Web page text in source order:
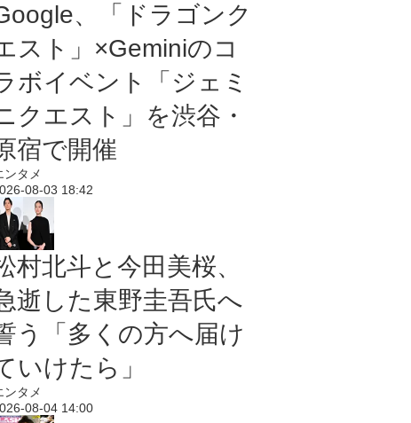
、「ドラゴンク
スト」×Geminiのコ
ボイベント「ジェミ
クエスト」を渋谷・
宿で開催
ンタメ
08-03 18:42
村北斗と今田美桜、
逝した東野圭吾氏へ
う「多くの方へ届け
いけたら」
ンタメ
08-04 14:00